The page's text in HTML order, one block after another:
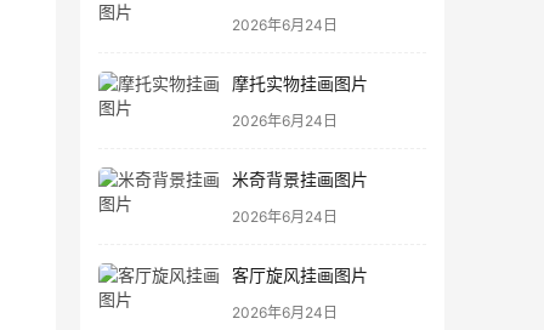
2026年6月24日
摩托实物挂画图片
2026年6月24日
米奇背景挂画图片
2026年6月24日
客厅旋风挂画图片
2026年6月24日